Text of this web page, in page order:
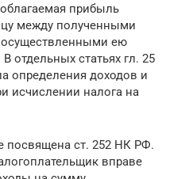
прибыль
между полученными
осуществленными ею
отдельных статьях гл. 25
определения доходов и
исчислении налога на
посвящена ст. 252 НК РФ.
вправе